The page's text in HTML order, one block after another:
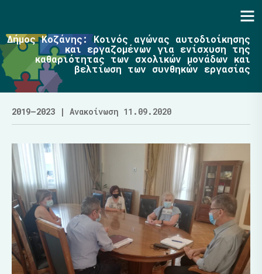
Δήμος Κοζάνης: Κοινός αγώνας αυτοδιοίκησης
και εργαζομένων για ενίσχυση της
καθαριότητας των σχολικών μονάδων και
βελτίωση των συνθηκών εργασίας
2019–2023 | Ανακοίνωση 11.09.2020